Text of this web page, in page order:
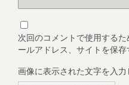
次回のコメントで使用する
ールアドレス、サイトを保存
画像に表示された文字を入